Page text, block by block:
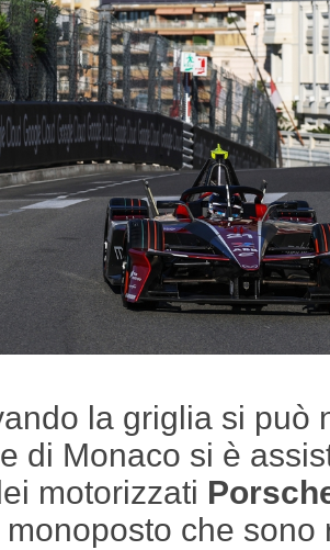
la griglia si può
di Monaco si è
motorizzati
monoposto che sono